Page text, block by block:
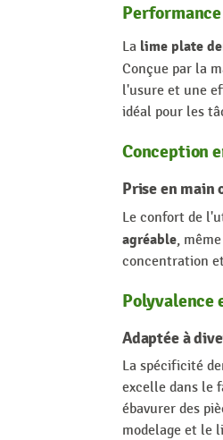
La lime plate
Conçue par la
l'usure et une
idéal pour les
Conception
Prise en main
Le confort de
agréable,
concentration
Adaptée à
La spécificité
excelle dans le
ébavurer des
modelage et le